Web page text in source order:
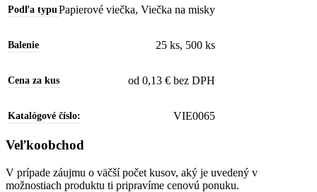
Podľa typu Papierové viečka, Viečka na misky
Balenie 25 ks, 500 ks
Cena za kus od 0,13 € bez DPH
Katalógové číslo: VIE0065
Veľkoobchod
V prípade záujmu o väčší počet kusov, aký je uvedený v
možnostiach produktu ti pripravíme cenovú ponuku.